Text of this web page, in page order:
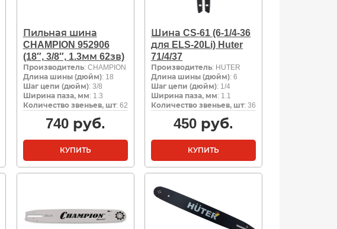
Пильная шина
CHAMPION 952906
(18″, 3/8″, 1.3мм 62зв)
Производитель: CHAMPION
Длина шины (дюйм): 18
Шаг цепи (дюйм): 3/8
Ширина паза, мм: 1.3
Количество звеньев, шт: 62
740руб.
КУПИТЬ
Шина CS-61 (6-1/4-36
для ELS-20Li) Huter
71/4/37
Производитель: HUTER
Длина шины (дюйм): 6
Шаг цепи (дюйм): 1/4
Ширина паза, мм: 1.1
Количество звеньев, шт: 36
450 руб.
КУПИТЬ